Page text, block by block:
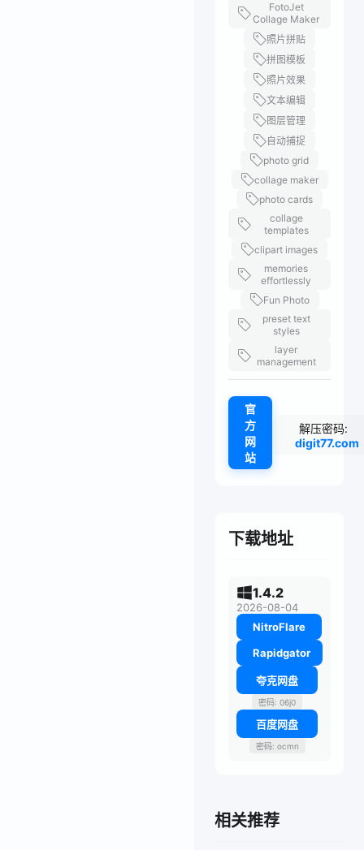
FotoJet
Collage Maker
照片拼贴
拼图模板
照片效果
文本编辑
图层管理
自动捕捉
photo grid
collage maker
photo cards
collage
templates
clipart images
memories
effortlessly
Fun Photo
preset text
styles
layer
management
官
方
网
站
解压密码:
digit77.com
下载地址
1.4.2
2026-08-04
NitroFlare
Rapidgator
夸克网盘
密码: 06j0
百度网盘
密码: ocmn
相关推荐